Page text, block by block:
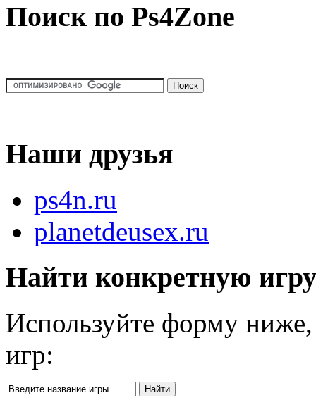
Поиск по Ps4Zone
Наши друзья
ps4n.ru
planetdeusex.ru
Найти конкретную
Используйте форму
игр: